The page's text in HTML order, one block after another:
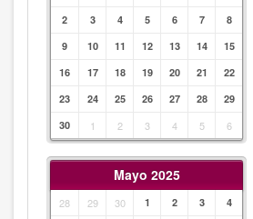
2
3 4 5 6 7
8
9
10 11 12 13 14
15
16
17 18 19 20 21
22
23
24 25 26 27 28
29
30
1 2 3 4 5 6
Mayo 2025
28 29 30 1 2 3 4